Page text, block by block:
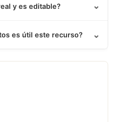
y es editable? ⌄
es útil este recurso? ⌄